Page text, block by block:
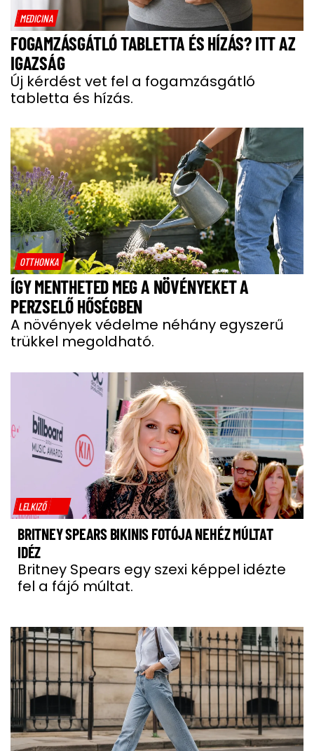
MEDICINA
FOGAMZÁSGÁTLÓ TABLETTA ÉS HÍZÁS? ITT AZ
IGAZSÁG
Új kérdést vet fel a fogamzásgátló
tabletta és hízás.
OTTHONKA
ÍGY MENTHETED MEG A NÖVÉNYEKET A
PERZSELŐ HŐSÉGBEN
A növények védelme néhány egyszerű
trükkel megoldható.
LELKIZŐ
BRITNEY SPEARS BIKINIS FOTÓJA NEHÉZ MÚLTAT
IDÉZ
Britney Spears egy szexi képpel idézte
fel a fájó múltat.